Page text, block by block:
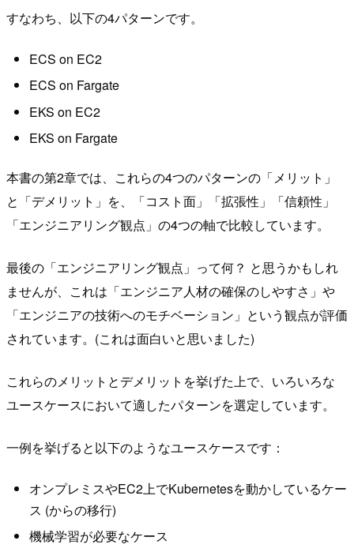
すなわち、以下の4パターンです。
ECS on EC2
ECS on Fargate
EKS on EC2
EKS on Fargate
本書の第2章では、これらの4つのパターンの「メリット」
と「デメリット」を、「コスト面」「拡張性」「信頼性」
「エンジニアリング観点」の4つの軸で比較しています。
最後の「エンジニアリング観点」って何？ と思うかもしれ
ませんが、これは「エンジニア人材の確保のしやすさ」や
「エンジニアの技術へのモチベーション」という観点が評価
されています。(これは面白いと思いました)
これらのメリットとデメリットを挙げた上で、いろいろな
ユースケースにおいて適したパターンを選定しています。
一例を挙げると以下のようなユースケースです：
オンプレミスやEC2上でKubernetesを動かしているケー
ス (からの移行)
機械学習が必要なケース